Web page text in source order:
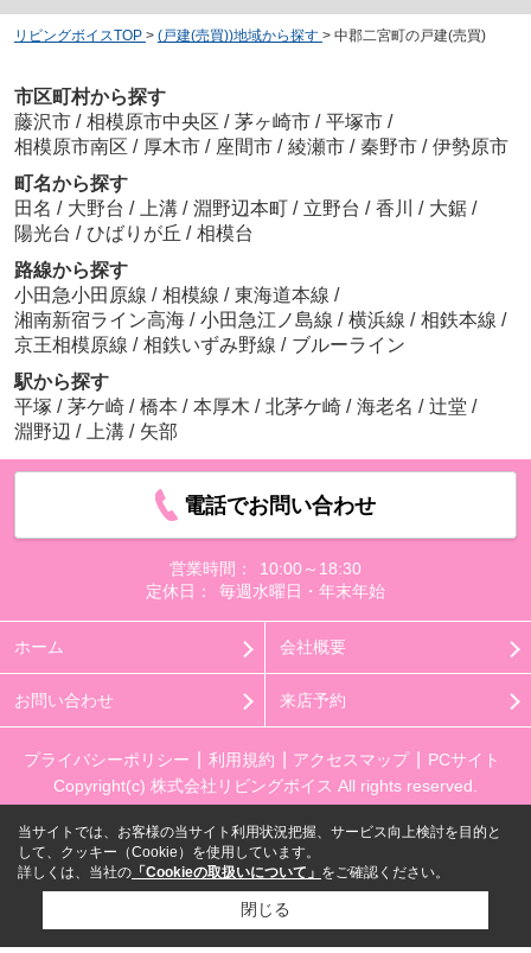
リビングボイスTOP > (戸建(売買))地域から探す > 中郡二宮町の戸建(売買)
市区町村から探す
藤沢市 / 相模原市中央区 / 茅ヶ崎市 / 平塚市 /
相模原市南区 / 厚木市 / 座間市 / 綾瀬市 / 秦野市 / 伊勢原市
町名から探す
田名 / 大野台 / 上溝 / 淵野辺本町 / 立野台 / 香川 / 大鋸 /
陽光台 / ひばりが丘 / 相模台
路線から探す
小田急小田原線 / 相模線 / 東海道本線 /
湘南新宿ライン高海 / 小田急江ノ島線 / 横浜線 / 相鉄本線 /
京王相模原線 / 相鉄いずみ野線 / ブルーライン
駅から探す
平塚 / 茅ケ崎 / 橋本 / 本厚木 / 北茅ケ崎 / 海老名 / 辻堂 /
淵野辺 / 上溝 / 矢部
電話でお問い合わせ
営業時間：
10:00～18:30
定休日：
毎週水曜日・年末年始
ホーム 会社概要
お問い合わせ 来店予約
プライバシーポリシー 利用規約 アクセスマップ
PCサイト
Copyright(c) 株式会社リビングボイス All rights reserved.
当サイトでは、お客様の当サイト利用状況把握、サービス向上検討を目的と
して、クッキー（Cookie）を使用しています。
詳しくは、当社の 「Cookieの取扱いについて」 をご確認ください。
閉じる